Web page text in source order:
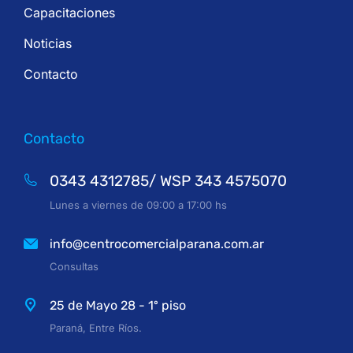
Capacitaciones
Noticias
Contacto
Contacto
0343 4312785/ WSP 343 4575070
Lunes a viernes de 09:00 a 17:00 hs
info@centrocomercialparana.com.ar
Consultas
25 de Mayo 28 - 1º piso
Paraná, Entre Ríos.